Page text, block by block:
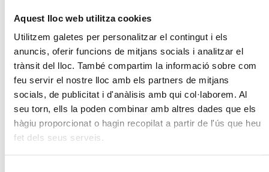
Aquest lloc web utilitza cookies
Utilitzem galetes per personalitzar el contingut i els
anuncis, oferir funcions de mitjans socials i analitzar el
trànsit del lloc. També compartim la informació sobre com
feu servir el nostre lloc amb els partners de mitjans
socials, de publicitat i d'anàlisis amb qui col·laborem. Al
seu torn, ells la poden combinar amb altres dades que els
hàgiu proporcionat o hagin recopilat a partir de l'ús que heu
fet dels seus serveis.